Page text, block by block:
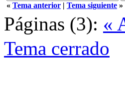
« Tema anterior | Tema siguiente »
Páginas (3): «
Tema cerrado